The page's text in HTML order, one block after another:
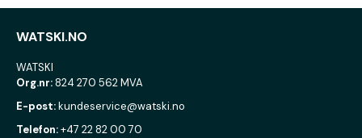
WATSKI.NO
WATSKI
Org.nr:824 270 562 MVA
E-post:kundeservice@watski.no
Telefon:+47 22 82 00 70